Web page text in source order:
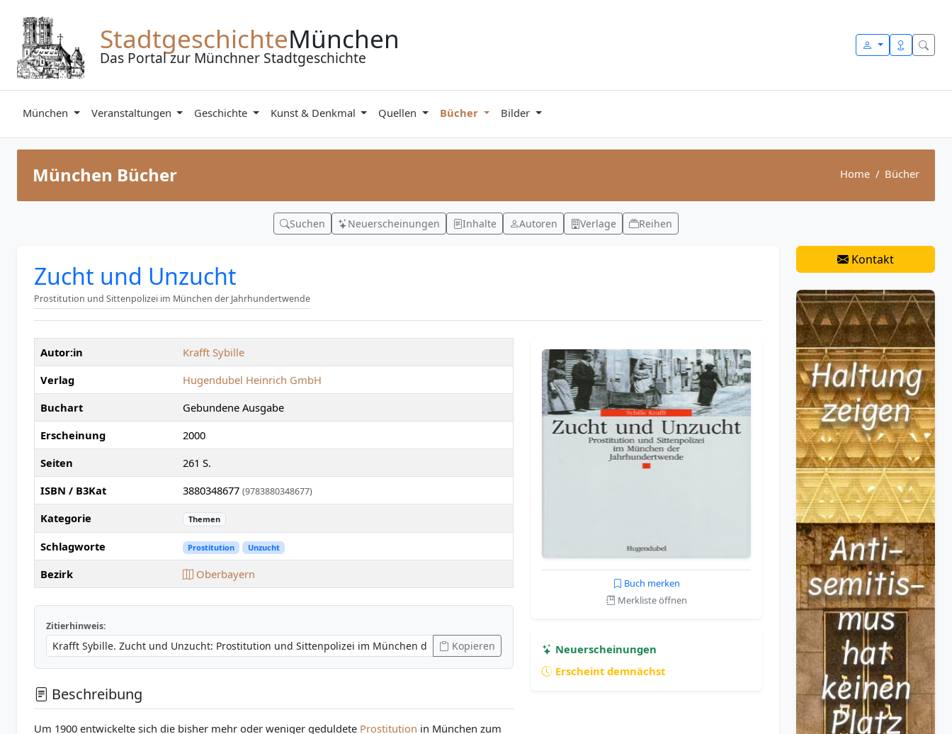
StadtgeschichteMünchen
Das Portal zur Münchner Stadtgeschichte
München Veranstaltungen Geschichte Kunst & Denkmal Quellen Bücher Bilder
München Bücher Home Bücher
Suchen Neuerscheinungen Inhalte Autoren Verlage Reihen
Zucht und Unzucht
Prostitution und Sittenpolizei im München der Jahrhundertwende
Autor:in
Krafft Sybille
Verlag
Hugendubel Heinrich GmbH
Buchart
Gebundene Ausgabe
Erscheinung
2000
Seiten
261 S.
ISBN / B3Kat
3880348677 (9783880348677)
Kategorie Themen
Schlagworte Prostitution Unzucht
Bezirk Oberbayern
Zitierhinweis:
Kopieren
Beschreibung
Um 1900 entwickelte sich die bisher mehr oder weniger geduldete Prostitution in München zum
Buch merken
Merkliste öffnen
Neuerscheinungen
Erscheint demnächst
Kontakt